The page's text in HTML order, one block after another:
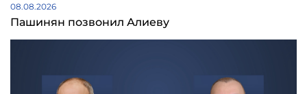
08.08.2026
Пашинян позвонил Алиеву